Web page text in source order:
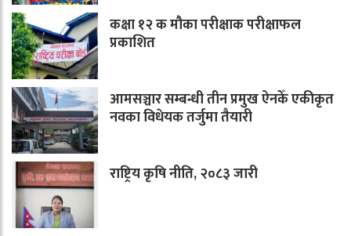
कक्षा १२ क मौका परीक्षाक परीक्षाफल
प्रकाशित
आमसञ्चार सम्बन्धी तीन प्रमुख ऐनकेँ एकीकृत
नवका विधेयक तर्जुमा तैयारी
राष्ट्रिय कृषि नीति, २०८३ जारी